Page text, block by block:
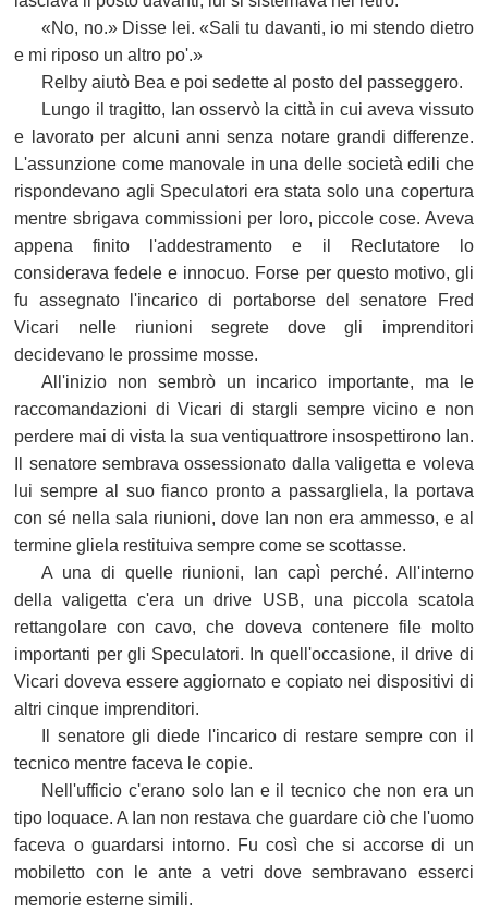
«No, no.» Disse lei. «Sali tu davanti, io mi stendo dietro
e mi riposo un altro po'.»
Relby aiutò Bea e poi sedette al posto del passeggero.
Lungo il tragitto, Ian osservò la città in cui aveva vissuto
e lavorato per alcuni anni senza notare grandi differenze.
L'assunzione come manovale in una delle società edili che
rispondevano agli Speculatori era stata solo una copertura
mentre sbrigava commissioni per loro, piccole cose. Aveva
appena finito l'addestramento e il Reclutatore lo
considerava fedele e innocuo. Forse per questo motivo, gli
fu assegnato l'incarico di portaborse del senatore Fred
Vicari nelle riunioni segrete dove gli imprenditori
decidevano le prossime mosse.
All'inizio non sembrò un incarico importante, ma le
raccomandazioni di Vicari di stargli sempre vicino e non
perdere mai di vista la sua ventiquattrore insospettirono Ian.
Il senatore sembrava ossessionato dalla valigetta e voleva
lui sempre al suo fianco pronto a passargliela, la portava
con sé nella sala riunioni, dove Ian non era ammesso, e al
termine gliela restituiva sempre come se scottasse.
A una di quelle riunioni, Ian capì perché. All'interno
della valigetta c'era un drive USB, una piccola scatola
rettangolare con cavo, che doveva contenere file molto
importanti per gli Speculatori. In quell'occasione, il drive di
Vicari doveva essere aggiornato e copiato nei dispositivi di
altri cinque imprenditori.
Il senatore gli diede l'incarico di restare sempre con il
tecnico mentre faceva le copie.
Nell'ufficio c'erano solo Ian e il tecnico che non era un
tipo loquace. A Ian non restava che guardare ciò che l'uomo
faceva o guardarsi intorno. Fu così che si accorse di un
mobiletto con le ante a vetri dove sembravano esserci
memorie esterne simili.